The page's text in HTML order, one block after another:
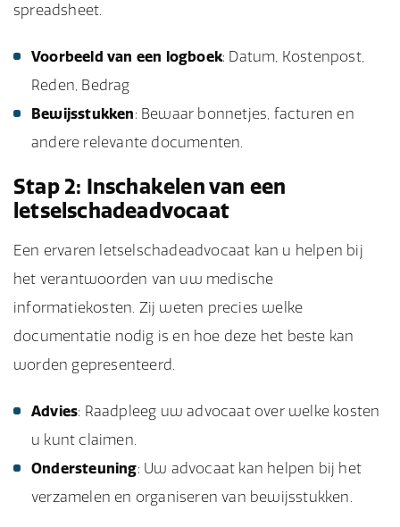
spreadsheet.
Voorbeeld van een logboek: Datum, Kostenpost,
Reden, Bedrag
Bewijsstukken: Bewaar bonnetjes, facturen en
andere relevante documenten.
Stap 2: Inschakelen van een
letselschadeadvocaat
Een ervaren letselschadeadvocaat kan u helpen bij
het verantwoorden van uw medische
informatiekosten. Zij weten precies welke
documentatie nodig is en hoe deze het beste kan
worden gepresenteerd.
Advies: Raadpleeg uw advocaat over welke kosten
u kunt claimen.
Ondersteuning: Uw advocaat kan helpen bij het
verzamelen en organiseren van bewijsstukken.